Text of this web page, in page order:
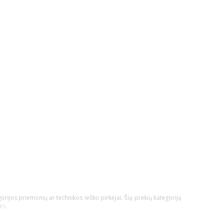
priemonių ar technikos ieško pirkėjai. Šią prekių kategoriją